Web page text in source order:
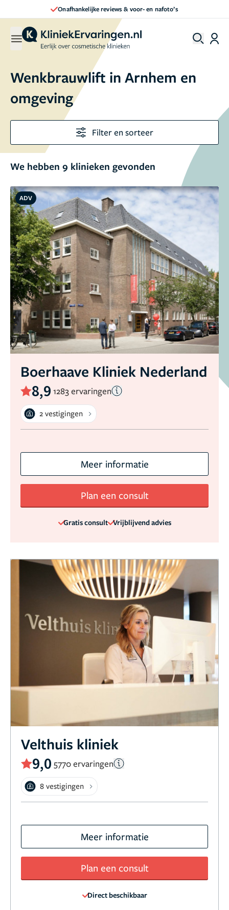
Direct een afspraak maken
Wenkbrauwlift in Arnhem en
omgeving
Filter en sorteer
We hebben 9 klinieken gevonden
ADV
Boerhaave Kliniek Nederland
8,9 1283 ervaringen
2 vestigingen
Meer informatie
Plan een consult
Gratis consult Vrijblijvend advies
Velthuis kliniek
9,0 5770 ervaringen
8 vestigingen
Meer informatie
Plan een consult
Direct beschikbaar